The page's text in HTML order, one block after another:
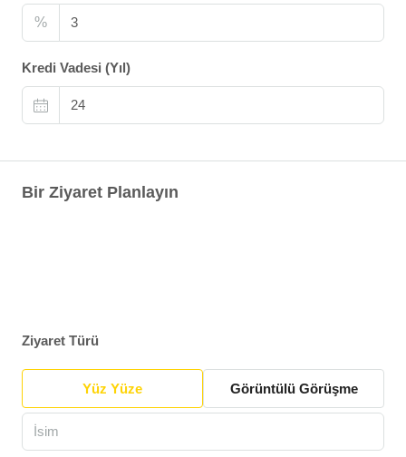
%
Kredi Vadesi (Yıl)
Bir Ziyaret Planlayın
Ziyaret Türü
Yüz Yüze Görüntülü Görüşme